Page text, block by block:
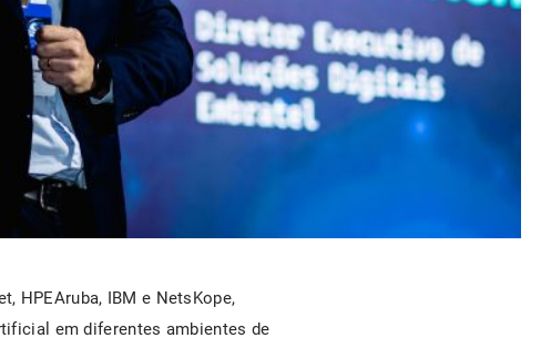
HPEAruba, IBM e NetsKope,
em diferentes ambientes de